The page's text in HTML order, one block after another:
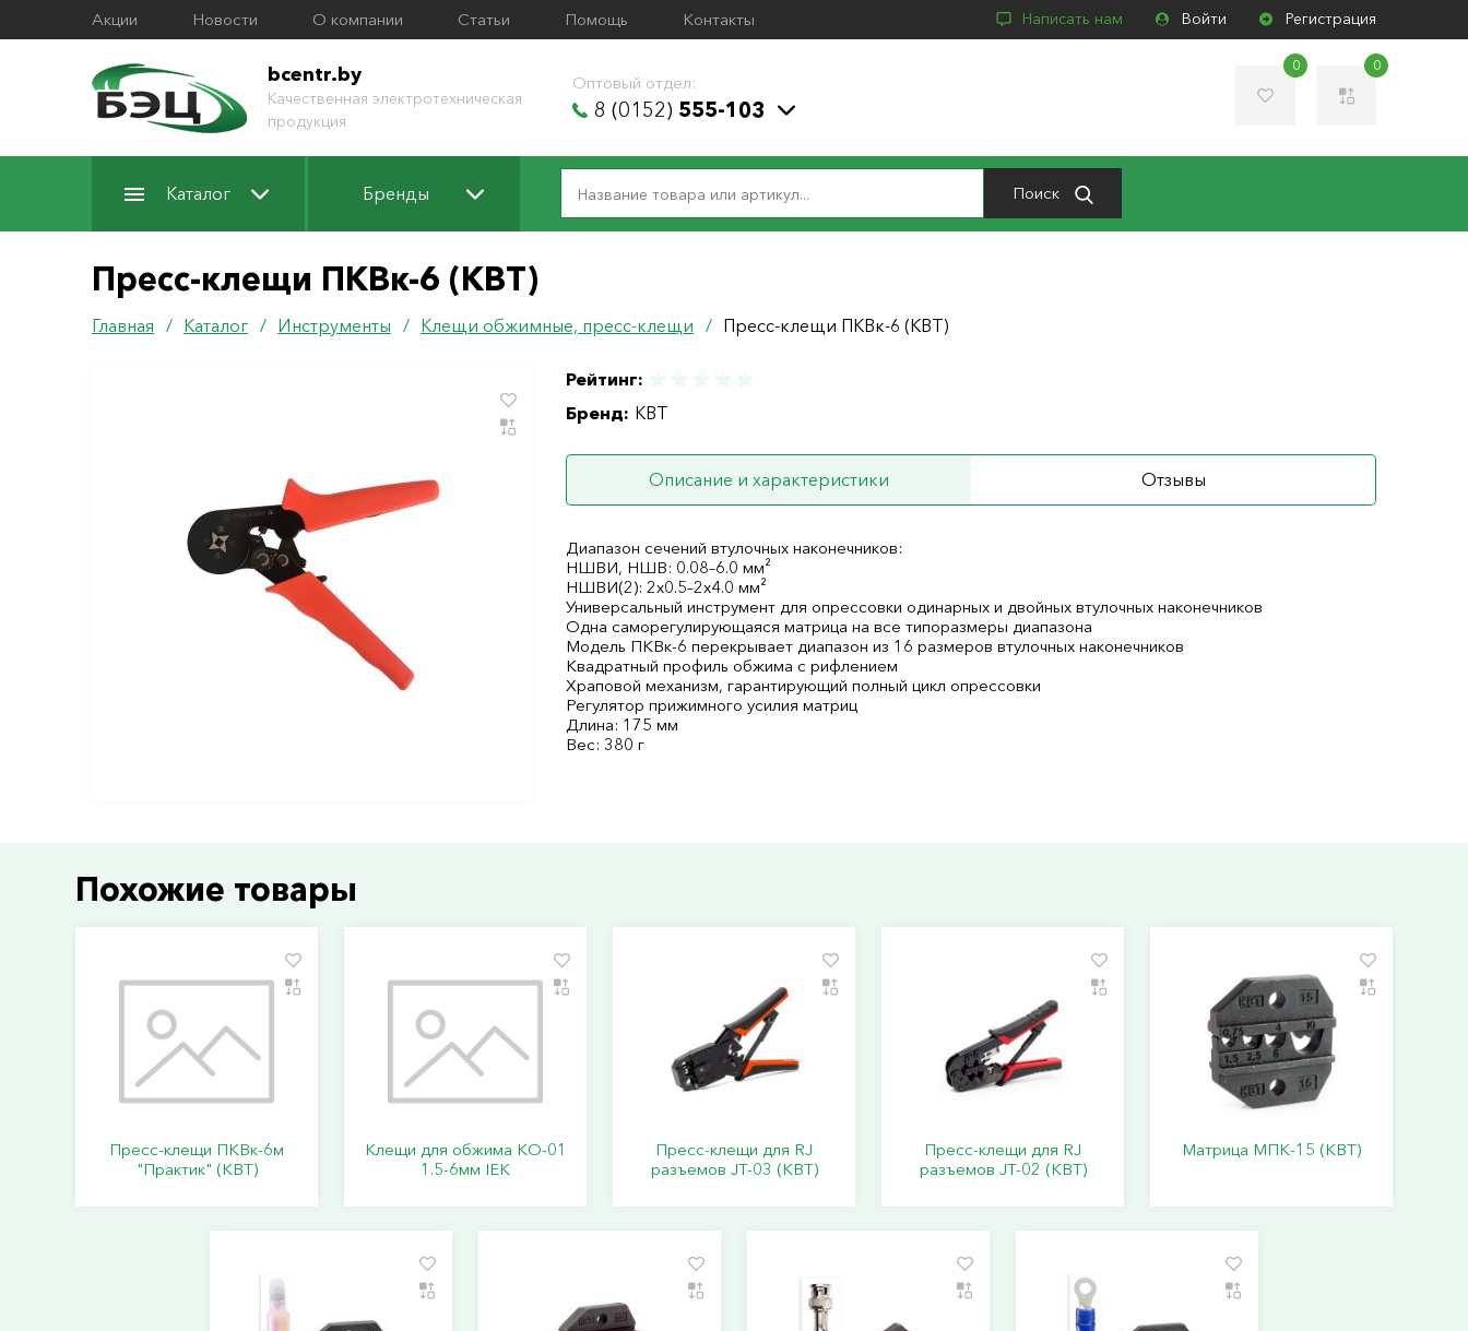
Акции Новости О компании Статьи Помощь Контакты Написать нам Войти Регистрация
bcentr.by
Качественная электротехническая
продукция
Оптовый отдел:
8 (0152) 555-103
0 0
Каталог Бренды Поиск
Пресс-клещи ПКВк-6 (КВТ)
Главная / Каталог / Инструменты / Клещи обжимные, пресс-клещи / Пресс-клещи ПКВк-6 (КВТ)
Рейтинг:
Бренд: КВТ
Описание и характеристики Отзывы
Диапазон сечений втулочных наконечников:
НШВИ, НШВ: 0.08–6.0 мм²
НШВИ(2): 2х0.5–2х4.0 мм²
Универсальный инструмент для опрессовки одинарных и двойных втулочных наконечников
Одна саморегулирующаяся матрица на все типоразмеры диапазона
Модель ПКВк-6 перекрывает диапазон из 16 размеров втулочных наконечников
Квадратный профиль обжима с рифлением
Храповой механизм, гарантирующий полный цикл опрессовки
Регулятор прижимного усилия матриц
Длина: 175 мм
Вес: 380 г
Похожие товары
Пресс-клещи ПКВк-6м
"Практик" (КВТ)
Клещи для обжима КО-01
1.5-6мм IEK
Пресс-клещи для RJ
разъемов JT-03 (КВТ)
Пресс-клещи для RJ
разъемов JT-02 (КВТ)
Матрица МПК-15 (КВТ)